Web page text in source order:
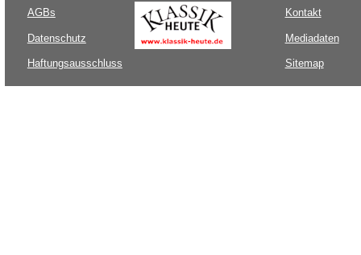
AGBs
Datenschutz
Haftungsausschluss
Kontakt
Mediadaten
Sitemap